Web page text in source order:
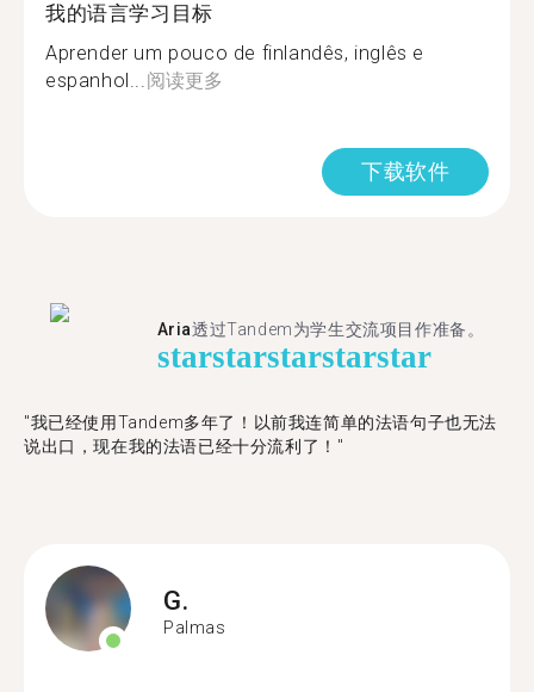
我的语言学习目标
Aprender um pouco de finlandês, inglês e
espanhol...阅读更多
下载软件
Aria透过Tandem为学生交流项目作准备。
starstarstarstarstar
"​​我已经使用Tandem多年了！以前我连简单的法语句子也无法
说出口，现在我的法语已经十分流利了！"
G.
Palmas